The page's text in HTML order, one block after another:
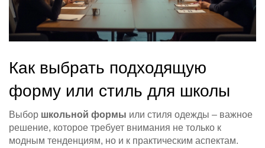
Как выбрать подходящую
форму или стиль для школы
Выбор школьной формы или стиля одежды – важное
решение, которое требует внимания не только к
модным тенденциям, но и к практическим аспектам.